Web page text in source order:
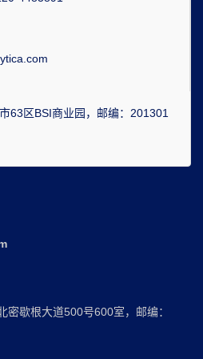
63区BSI商业园，邮编：201301
密歇根大道500号600室，邮编：